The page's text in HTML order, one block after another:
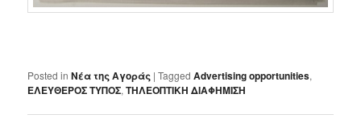
Posted in Nέα της Αγοράς |Tagged Advertising opportunities,
EΛΕΥΘΕΡΟΣ ΤΥΠΟΣ,ΤΗΛΕΟΠΤΙΚΗ ΔΙΑΦΗΜΙΣΗ